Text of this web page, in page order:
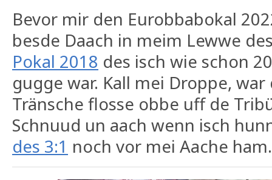
Bevor mir den Eurobbabokal
besde Daach in meim Lewwe
Pokal 2018 des isch wie schon
gugge war. Kall mei Droppe, war
Tränsche flosse obbe uff de
Schnuud un aach wenn isch
des 3:1 noch vor mei Aache ham.